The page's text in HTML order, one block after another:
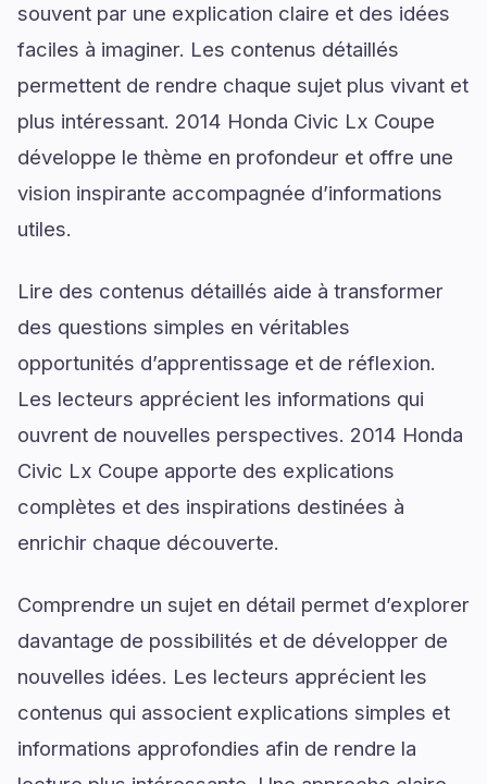
souvent par une explication claire et des idées
faciles à imaginer. Les contenus détaillés
permettent de rendre chaque sujet plus vivant et
plus intéressant. 2014 Honda Civic Lx Coupe
développe le thème en profondeur et offre une
vision inspirante accompagnée d’informations
utiles.
Lire des contenus détaillés aide à transformer
des questions simples en véritables
opportunités d’apprentissage et de réflexion.
Les lecteurs apprécient les informations qui
ouvrent de nouvelles perspectives. 2014 Honda
Civic Lx Coupe apporte des explications
complètes et des inspirations destinées à
enrichir chaque découverte.
Comprendre un sujet en détail permet d’explorer
davantage de possibilités et de développer de
nouvelles idées. Les lecteurs apprécient les
contenus qui associent explications simples et
informations approfondies afin de rendre la